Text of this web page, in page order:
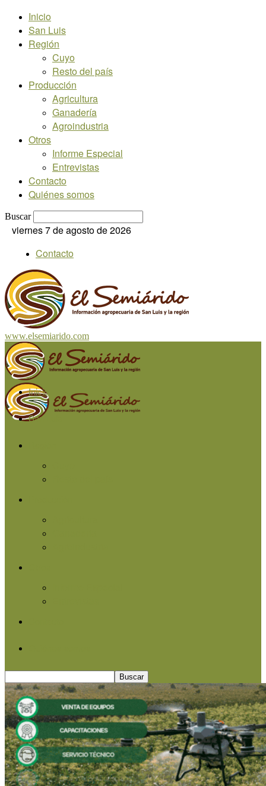
Inicio
San Luis
Región
Cuyo
Resto del país
Producción
Agricultura
Ganadería
Agroindustria
Otros
Informe Especial
Entrevistas
Contacto
Quiénes somos
Buscar
viernes 7 de agosto de 2026
Contacto
www.elsemiarido.com
Inicio
San Luis